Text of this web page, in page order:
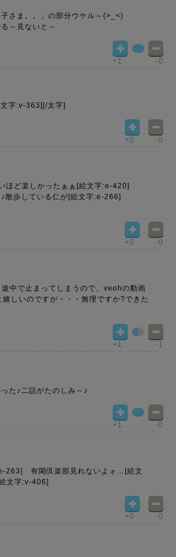
さま。。」の部分ウケル～(>_<)
～見ないと～
+1 -0
字:v-363][/太字]
+0 -0
ほど楽しかったぁぁ[絵文字:e-420]
散歩している仁が[絵文字:e-266]
+0 -0
中で止まってしまうので、veohの動画
しいのですが・・・無理ですか?できた
+1 -1
た♪二話がたのしみ～♪
+1 -0
263] 有閑倶楽部見れないよォ…[絵文
文字:v-406]
+0 -0